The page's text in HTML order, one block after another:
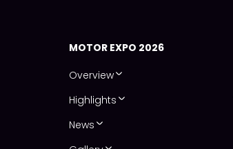
MOTOR EXPO 2026
Overview
Highlights
News